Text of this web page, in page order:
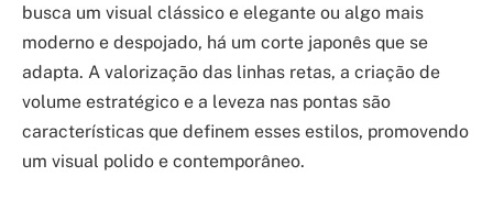
busca um visual clássico e elegante ou algo mais
moderno e despojado, há um corte japonês que se
adapta. A valorização das linhas retas, a criação de
volume estratégico e a leveza nas pontas são
características que definem esses estilos, promovendo
um visual polido e contemporâneo.